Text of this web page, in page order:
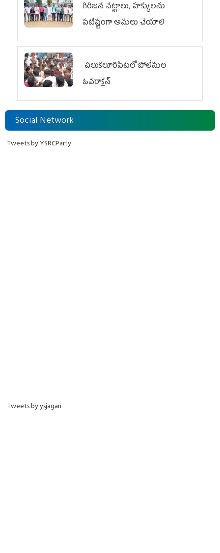
గిరిజన చట్టాలు, హక్కులను
పటిష్టంగా అమలు చేయాలి
చిలుక‌లూరిపేట‌లో పోలీసుల
ఓవ‌రాక్ష‌న్‌
Social Network
Tweets by YSRCParty
Tweets by ysjagan